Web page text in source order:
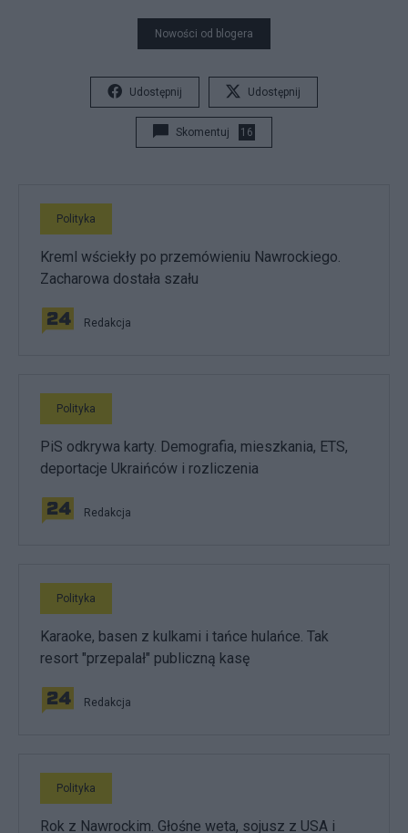
Nowości od blogera
Udostępnij Udostępnij
Skomentuj 16
Polityka
Kreml wściekły po przemówieniu Nawrockiego.
Zacharowa dostała szału
Redakcja
Polityka
PiS odkrywa karty. Demografia, mieszkania, ETS,
deportacje Ukraińców i rozliczenia
Redakcja
Polityka
Karaoke, basen z kulkami i tańce hulańce. Tak
resort "przepalał" publiczną kasę
Redakcja
Polityka
Rok z Nawrockim. Głośne weta, sojusz z USA i